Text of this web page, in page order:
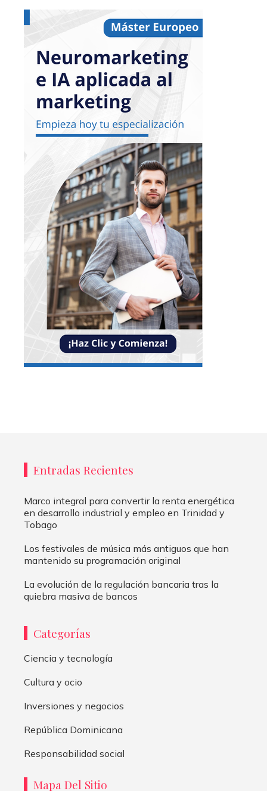
Entradas Recientes
Marco integral para convertir la renta energética
en desarrollo industrial y empleo en Trinidad y
Tobago
Los festivales de música más antiguos que han
mantenido su programación original
La evolución de la regulación bancaria tras la
quiebra masiva de bancos
Categorías
Ciencia y tecnología
Cultura y ocio
Inversiones y negocios
República Dominicana
Responsabilidad social
Mapa Del Sitio